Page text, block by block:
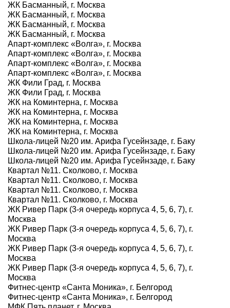
ЖК Басманный, г. Москва
ЖК Басманный, г. Москва
ЖК Басманный, г. Москва
ЖК Басманный, г. Москва
Апарт-комплекс «Волга», г. Москва
Апарт-комплекс «Волга», г. Москва
Апарт-комплекс «Волга», г. Москва
Апарт-комплекс «Волга», г. Москва
ЖК Фили Град, г. Москва
ЖК Фили Град, г. Москва
ЖК на Коминтерна, г. Москва
ЖК на Коминтерна, г. Москва
ЖК на Коминтерна, г. Москва
ЖК на Коминтерна, г. Москва
Школа-лицей №20 им. Арифа Гусейнзаде, г. Баку
Школа-лицей №20 им. Арифа Гусейнзаде, г. Баку
Школа-лицей №20 им. Арифа Гусейнзаде, г. Баку
Квартал №11. Сколково, г. Москва
Квартал №11. Сколково, г. Москва
Квартал №11. Сколково, г. Москва
Квартал №11. Сколково, г. Москва
ЖК Ривер Парк (3-я очередь корпуса 4, 5, 6, 7), г.
Москва
ЖК Ривер Парк (3-я очередь корпуса 4, 5, 6, 7), г.
Москва
ЖК Ривер Парк (3-я очередь корпуса 4, 5, 6, 7), г.
Москва
ЖК Ривер Парк (3-я очередь корпуса 4, 5, 6, 7), г.
Москва
Фитнес-центр «Санта Моника», г. Белгород
Фитнес-центр «Санта Моника», г. Белгород